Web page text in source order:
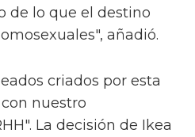
de lo que el destino
añadió.
criados por esta
nuestro
La decisión de Ikea